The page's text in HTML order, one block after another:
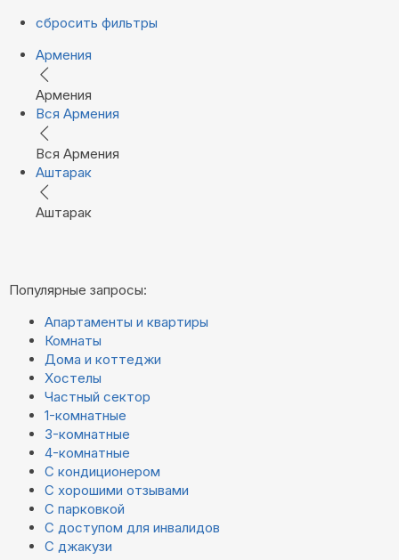
сбросить фильтры
Армения
Армения
Вся Армения
Вся Армения
Аштарак
Аштарак
Популярные запросы:
Апартаменты и квартиры
Комнаты
Дома и коттеджи
Хостелы
Частный сектор
1-комнатные
3-комнатные
4-комнатные
С кондиционером
С хорошими отзывами
С парковкой
С доступом для инвалидов
С джакузи